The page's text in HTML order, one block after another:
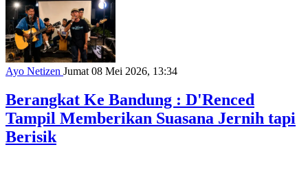
Ayo Netizen Jumat 08 Mei 2026, 13:34
Berangkat Ke Bandung : D'Renced
Tampil Memberikan Suasana Jernih tapi
Berisik